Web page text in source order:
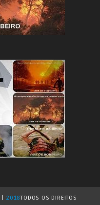
2018TODOS OS DIREITOS